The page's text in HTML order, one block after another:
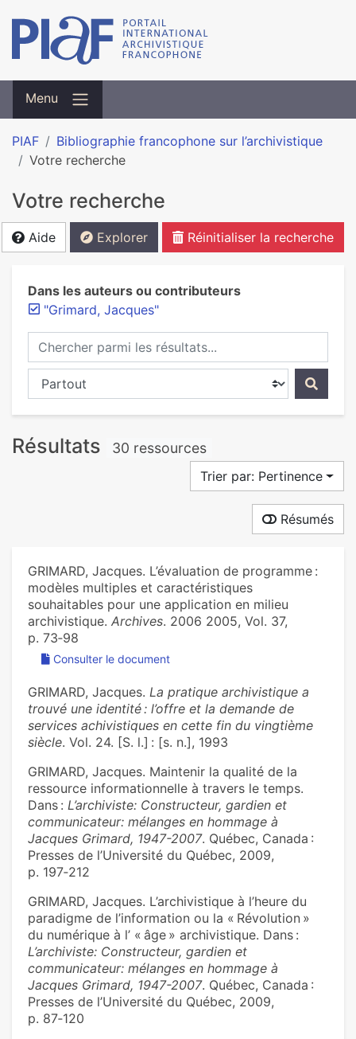
Menu
PIAF
Bibliographie francophone sur l’archivistique
Votre recherche
Votre recherche
Aide Explorer Réinitialiser la recherche
Dans les auteurs ou contributeurs
"Grimard, Jacques"
Chercher parmi les résultats...
Chercher dans...
Résultats 30 ressources
Trier par: Pertinence
Résumés
GRIMARD, Jacques. L’évaluation de programme :
modèles multiples et caractéristiques
souhaitables pour une application en milieu
archivistique. Archives. 2006 2005, Vol. 37,
p. 73‑98
Consulter le document
GRIMARD, Jacques. La pratique archivistique a
trouvé une identité : l’offre et la demande de
services achivistiques en cette fin du vingtième
siècle. Vol. 24. [S. l.] : [s. n.], 1993
GRIMARD, Jacques. Maintenir la qualité de la
ressource informationnelle à travers le temps.
Dans : L’archiviste: Constructeur, gardien et
communicateur: mélanges en hommage à
Jacques Grimard, 1947-2007. Québec, Canada :
Presses de l’Université du Québec, 2009,
p. 197‑212
GRIMARD, Jacques. L’archivistique à l’heure du
paradigme de l’information ou la « Révolution »
du numérique à l’ « âge » archivistique. Dans :
L’archiviste: Constructeur, gardien et
communicateur: mélanges en hommage à
Jacques Grimard, 1947-2007. Québec, Canada :
Presses de l’Université du Québec, 2009,
p. 87‑120